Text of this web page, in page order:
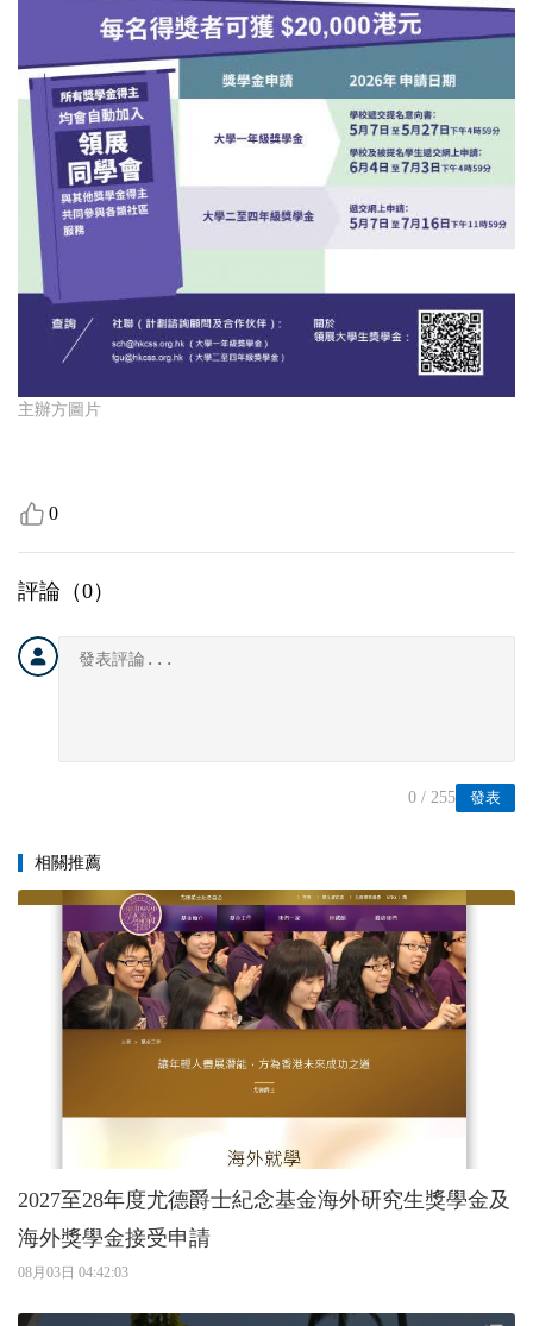
主辦方圖片
0
評論（0）
發表
0 / 255
相關推薦
2027至28年度尤德爵士紀念基金海外研究生獎學金及
海外獎學金接受申請
08月03日 04:42:03